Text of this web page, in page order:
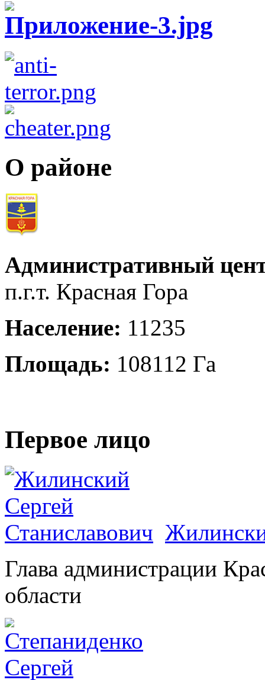
О районе
Административный
п.г.т. Красная Гора
Население: 11235
Площадь: 108112 Га
Первое лицо
Глава администрации
области